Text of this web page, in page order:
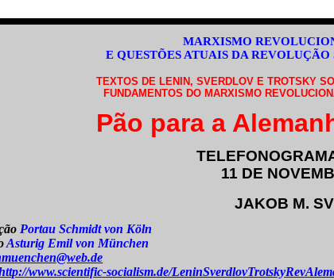
MARXISMO
E QUESTÕES ATUAIS DA
TEXTOS DE LENIN, SVERDLOV E TROTSKY
FUNDAMENTOS DO MARXISMO
Pão para a
11 DE
JAKOB M.
Portau Schmidt von Köln
Asturig Emil von München
www.scientific-socialism.de/